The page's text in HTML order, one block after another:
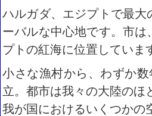
ハルガダ、エジプトで最
ーバルな中心地です。市
プトの紅海に位置していま
小さな漁村から、わずか
立。都市は我々の大陸のほ
我が国におけるいくつかの